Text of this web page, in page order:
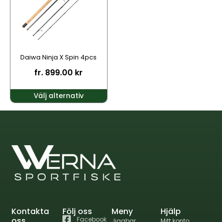
Daiwa Ninja X Spin 4pcs
fr. 899.00 kr
Välj alternativ
varianter.
alternativen
kan
Kontakta
Följ oss
Facebook
Meny Hjälp